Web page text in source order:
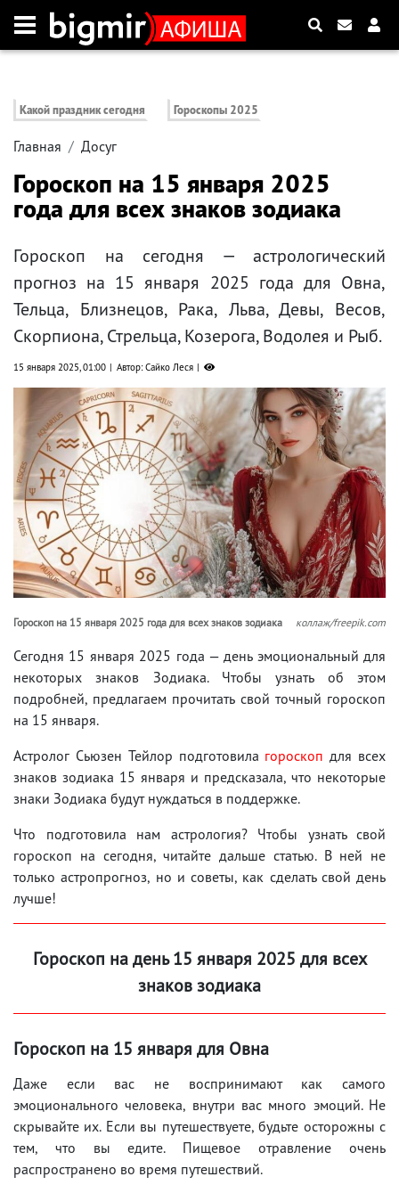
Какой праздник сегодня Гороскопы 2025
Главная Досуг
Гороскоп на 15 января 2025
года для всех знаков зодиака
Гороскоп на сегодня — астрологический
прогноз на 15 января 2025 года для Овна,
Тельца, Близнецов, Рака, Льва, Девы, Весов,
Скорпиона, Стрельца, Козерога, Водолея и Рыб.
15 января 2025, 01:00 Автор: Сайко Леся
Гороскоп на 15 января 2025 года для всех знаков зодиака коллаж/freepik.com
Сегодня 15 января 2025 года — день эмоциональный для
некоторых знаков Зодиака. Чтобы узнать об этом
подробней, предлагаем прочитать свой точный гороскоп
на 15 января.
Астролог Сьюзен Тейлор подготовила гороскоп для всех
знаков зодиака 15 января и предсказала, что некоторые
знаки Зодиака будут нуждаться в поддержке.
Что подготовила нам астрология? Чтобы узнать свой
гороскоп на сегодня, читайте дальше статью. В ней не
только астропрогноз, но и советы, как сделать свой день
лучше!
Гороскоп на день 15 января 2025 для всех
знаков зодиака
Гороскоп на 15 января для Овна
Даже если вас не воспринимают как самого
эмоционального человека, внутри вас много эмоций. Не
скрывайте их. Если вы путешествуете, будьте осторожны с
тем, что вы едите. Пищевое отравление очень
распространено во время путешествий.